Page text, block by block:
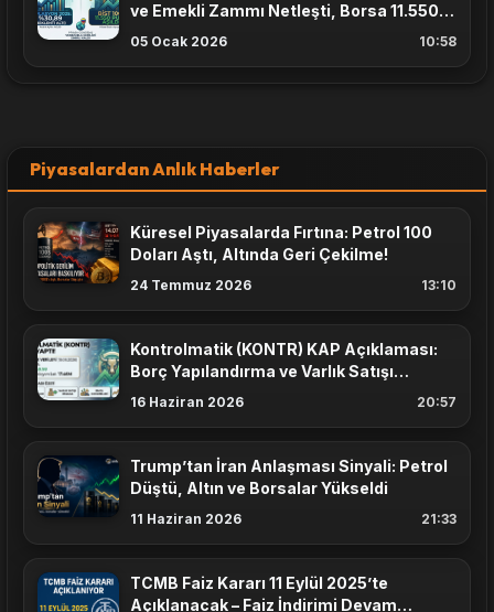
ve Emekli Zammı Netleşti, Borsa 11.550
Puanı Aştı
05 Ocak 2026 10:58
Piyasalardan Anlık Haberler
Küresel Piyasalarda Fırtına: Petrol 100
Doları Aştı, Altında Geri Çekilme!
24 Temmuz 2026 13:10
Kontrolmatik (KONTR) KAP Açıklaması:
Borç Yapılandırma ve Varlık Satışı
Masada
16 Haziran 2026 20:57
Trump’tan İran Anlaşması Sinyali: Petrol
Düştü, Altın ve Borsalar Yükseldi
11 Haziran 2026 21:33
TCMB Faiz Kararı 11 Eylül 2025’te
Açıklanacak – Faiz İndirimi Devam